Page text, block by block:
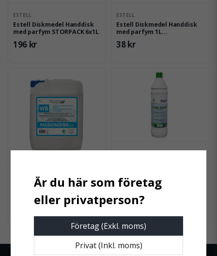
ESTELL
Estell Diskmedel Handdisk
med parfym STORPACK 6x1L
196 kr
ESTELL
Estell Diskmedel Handdisk
med parfym 1L
Svanenmärkt
38 kr
SELECT PRO-WASH
Select Pro-Wash W8
Maskindiskmedel 10 liter
821,25 kr 46 kr
Företag (Exkl. moms)
Privat (Inkl. moms)